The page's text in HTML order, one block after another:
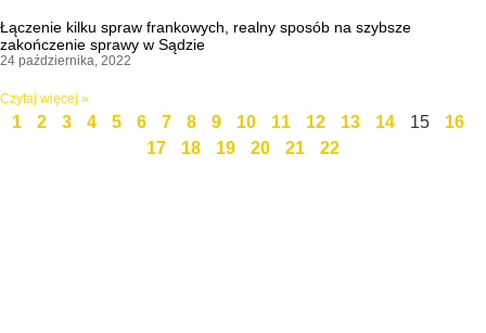
Łączenie kilku spraw frankowych, realny sposób na szybsze
zakończenie sprawy w Sądzie
24 października, 2022
Czytaj więcej »
1 2 3 4 5 6 7 8 9 10 11 12 13 14 15
16
17
18 19 20 21 22